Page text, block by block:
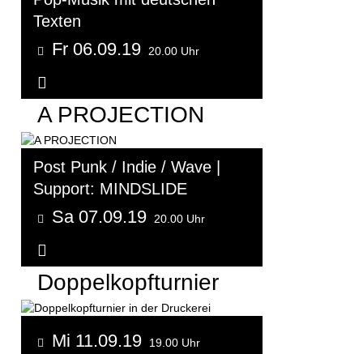
Texten
Fr 06.09.19 20.00 Uhr
A PROJECTION
Post Punk / Indie / Wave |
Support: MINDSLIDE
Sa 07.09.19 20.00 Uhr
Doppelkopfturnier
Mi 11.09.19 19.00 Uhr